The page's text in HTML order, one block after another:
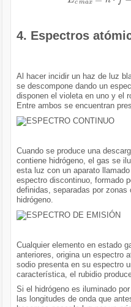
4. Espectros
Al hacer incidir un haz de luz
se descompone dando un
disponen el violeta en uno y el
Entre ambos se encuentran
Cuando se produce una
contiene hidrógeno, el gas se
esta luz con un aparato
espectro discontinuo, formado
definidas, separadas por
hidrógeno.
Cualquier elemento en estado
anteriores, origina un espectro
sodio presenta en su espectro
característica, el rubidio
Si el hidrógeno es iluminado
las longitudes de onda que